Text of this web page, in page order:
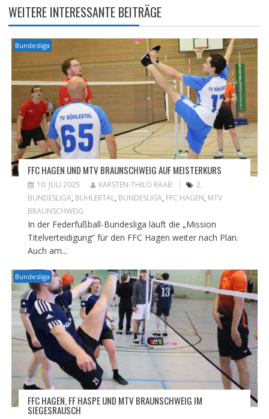
WEITERE INTERESSANTE BEITRÄGE
Bundesliga
FFC HAGEN UND MTV BRAUNSCHWEIG AUF MEISTERKURS
10. JULI 2025 KARSTEN-THILO RAAB
2.
BUNDESLIGA, BÜHLERTAL, BUNDESLIGA, FFC HAGEN, MTV
BRAUNSCHWEIG
In der Federfußball-Bundesliga läuft die „Mission
Titelverteidigung“ für den FFC Hagen weiter nach Plan.
Auch am...
Bundesliga
FFC HAGEN, FF HASPE UND MTV BRAUNSCHWEIG IM
SIEGESRAUSCH